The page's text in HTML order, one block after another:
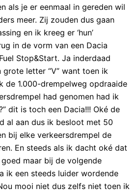
als je er eenmaal in gereden wil
meer. Zij zouden dus gaan
en ik kreeg er ‘hun’
in de vorm van een Dacia
Stop&Start. Ja inderdaad
grote letter “V” want toen ik
de 1.000-drempelweg opdraaide
had genomen had ik
dit is toch een Dacia!!! Oké de
al aan dus ik besloot met 50
bij elke verkeersdrempel de
En steeds als ik dacht oké dat
maar bij de volgende
ik een steeds luider wordende
mooi niet dus zelfs niet toen ik